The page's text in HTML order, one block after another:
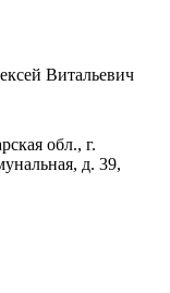
Витальевич
обл., г.
д. 39,